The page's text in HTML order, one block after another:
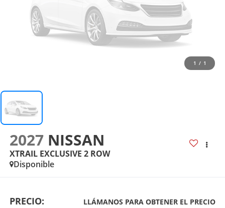
1 / 1
2027 NISSAN
XTRAIL EXCLUSIVE 2 ROW
Disponible
PRECIO: LLÁMANOS PARA OBTENER EL PRECIO